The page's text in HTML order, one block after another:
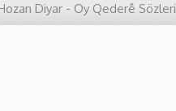
Diyar - Oy Qederê Sözleri